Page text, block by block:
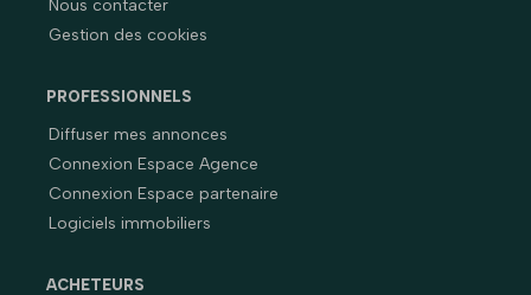
Nous contacter
Gestion des cookies
PROFESSIONNELS
Diffuser mes annonces
Connexion Espace Agence
Connexion Espace partenaire
Logiciels immobiliers
ACHETEURS